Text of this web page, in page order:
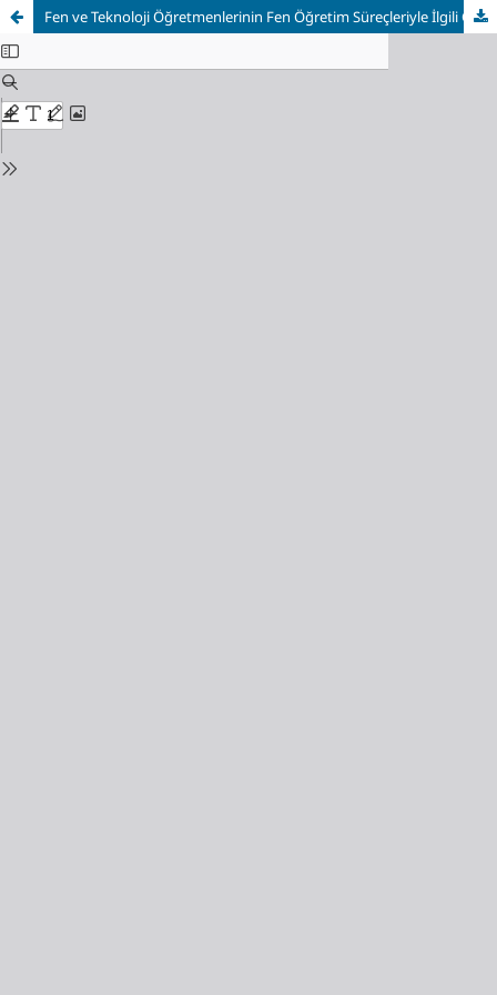
Fen ve Teknoloji Öğretmenlerinin Fen Öğretim Süreçleriyle İlgili Görüşlerinin 5E Modeli Açısından İncelenmesi